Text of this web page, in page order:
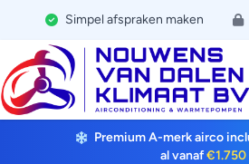
Simpel afspraken maken
Premium A-merk airco
al vanaf€1.750